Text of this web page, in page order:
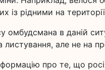
із рідними на
омбудсмана в даній
листування, але не на
про те, що